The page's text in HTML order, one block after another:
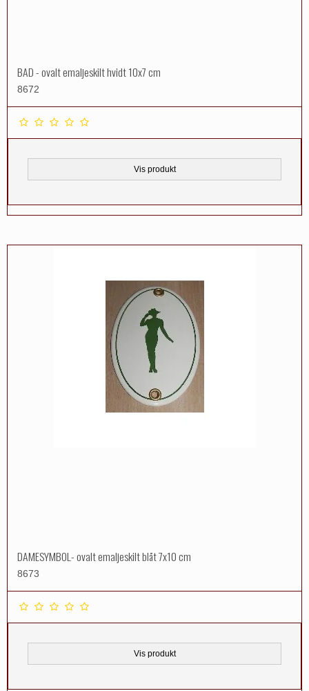
BAD - ovalt emaljeskilt hvidt 10x7 cm
8672
Vis produkt
DAMESYMBOL- ovalt emaljeskilt blåt 7x10 cm
8673
Vis produkt